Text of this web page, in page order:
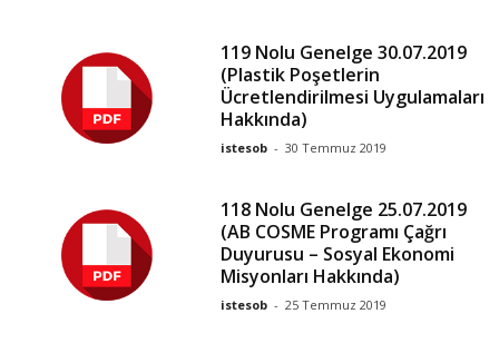
119 Nolu Genelge 30.07.2019
(Plastik Poşetlerin
Ücretlendirilmesi Uygulamaları
Hakkında)
istesob - 30 Temmuz 2019
118 Nolu Genelge 25.07.2019
(AB COSME Programı Çağrı
Duyurusu – Sosyal Ekonomi
Misyonları Hakkında)
istesob - 25 Temmuz 2019